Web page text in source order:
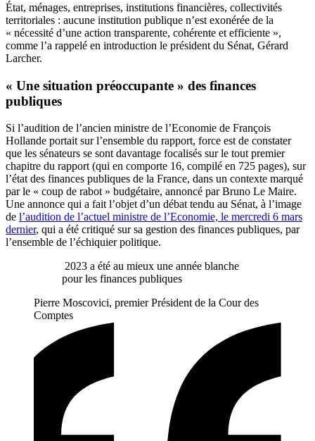
État, ménages, entreprises, institutions financières, collectivités
territoriales : aucune institution publique n’est exonérée de la
« nécessité d’une action transparente, cohérente et efficiente »,
comme l’a rappelé en introduction le président du Sénat, Gérard
Larcher.
« Une situation préoccupante » des finances
publiques
Si l’audition de l’ancien ministre de l’Economie de François
Hollande portait sur l’ensemble du rapport, force est de constater
que les sénateurs se sont davantage focalisés sur le tout premier
chapitre du rapport (qui en comporte 16, compilé en 725 pages), sur
l’état des finances publiques de la France, dans un contexte marqué
par le « coup de rabot » budgétaire, annoncé par Bruno Le Maire.
Une annonce qui a fait l’objet d’un débat tendu au Sénat, à l’image
de l’audition de l’actuel ministre de l’Economie, le mercredi 6 mars
dernier, qui a été critiqué sur sa gestion des finances publiques, par
l’ensemble de l’échiquier politique.
2023 a été au mieux une année blanche
pour les finances publiques
Pierre Moscovici, premier Président de la Cour des
Comptes